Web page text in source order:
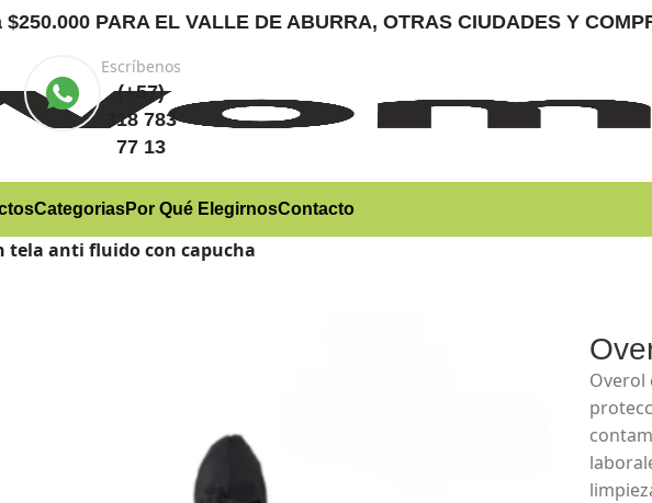
PARA EL VALLE DE ABURRA, OTRAS CIUDADES Y
Escríbenos
(+57)
318 783
77 13
CategoriasPor Qué ElegirnosContacto
tela anti fluido con capucha
Overol